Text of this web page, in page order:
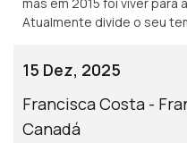
Atualmente divide o seu
humanitária Misty Ships.
15 Dez, 2025
Francisca Costa -
Canadá